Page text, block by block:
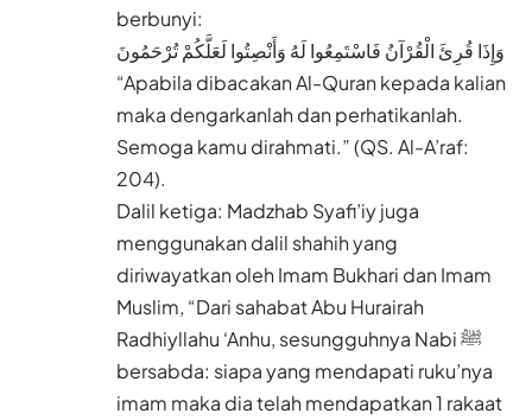
berbunyi:
وَإِذَا قُرِئَ الْقُرْآنُ فَاسْتَمِعُوا لَهُ وَأَنْصِتُوا لَعَلَّكُمْ تُرْحَمُونَ
“Apabila dibacakan Al-Quran kepada kalian
maka dengarkanlah dan perhatikanlah.
Semoga kamu dirahmati.” (QS. Al-A’raf:
204).
Dalil ketiga: Madzhab Syafi’iy juga
menggunakan dalil shahih yang
diriwayatkan oleh Imam Bukhari dan Imam
Muslim, “Dari sahabat Abu Hurairah
Radhiyllahu ‘Anhu, sesungguhnya Nabi ﷺ
bersabda: siapa yang mendapati ruku’nya
imam maka dia telah mendapatkan 1 rakaat